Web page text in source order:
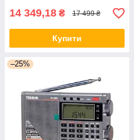
14 349,18 ₴ 17 499 ₴
Купити
–25%